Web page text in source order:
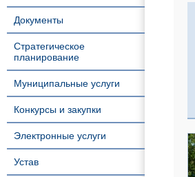
Документы
Стратегическое
планирование
Муниципальные услуги
Конкурсы и закупки
Электронные услуги
Устав